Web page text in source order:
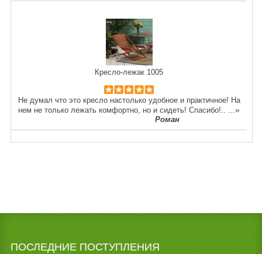
Кресло-лежак 1005
Не думал что это кресло настолько удобное и практичное! На
нем не только лежать комфортно, но и сидеть! Спасибо!.. ...»
Роман
ПОСЛЕДНИЕ ПОСТУПЛЕНИЯ